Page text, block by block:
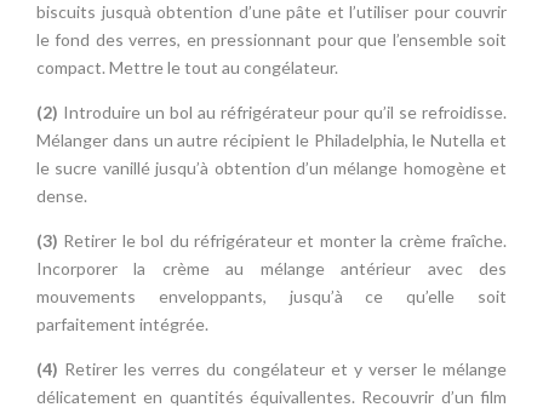
biscuits jusquà obtention d’une pâte et l’utiliser pour couvrir
le fond des verres, en pressionnant pour que l’ensemble soit
compact. Mettre le tout au congélateur.
(2) Introduire un bol au réfrigérateur pour qu’il se refroidisse.
Mélanger dans un autre récipient le Philadelphia, le Nutella et
le sucre vanillé jusqu’à obtention d’un mélange homogène et
dense.
(3) Retirer le bol du réfrigérateur et monter la crème fraîche.
Incorporer la crème au mélange antérieur avec des
mouvements enveloppants, jusqu’à ce qu’elle soit
parfaitement intégrée.
(4) Retirer les verres du congélateur et y verser le mélange
délicatement en quantités équivallentes. Recouvrir d’un film